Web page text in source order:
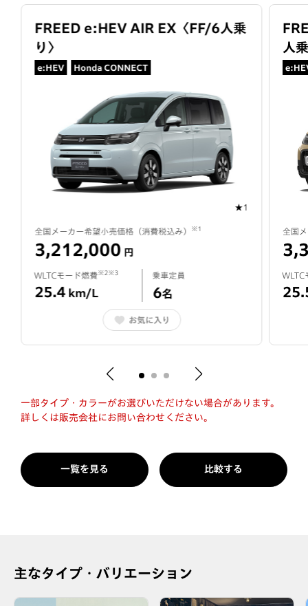
FREED e:HEV AIR EX〈 FF/6人乗
り 〉
e:HEV Honda CONNECT
★1
全国メーカー希望小売価格（消費税込み） ※1
3,212,000 円
WLTCモード燃費※2※3
25.4 km/L
乗車定員
6名
お気に入り
人
全国
WLTC
一部タイプ・カラーがお選びいただけない場合があります。
詳しくは販売会社にお問い合わせください。
一覧を見る 比較する
主なタイプ・バリエーション